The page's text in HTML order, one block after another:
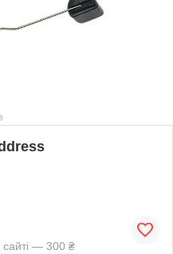
сайті — 300 ₴